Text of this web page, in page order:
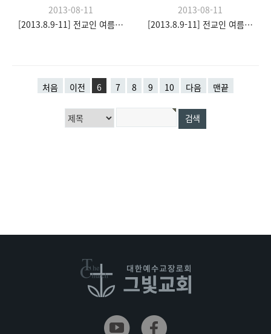
2013-08-11
[2013.8.9-11] 전교인 여름수련회- "이쉼 전쉼"
2013-08-11
[2013.8.9-11] 전교인 여름수련회- "이쉼 전쉼"
처음 이전 6 7 8 9 10 다음 맨끝